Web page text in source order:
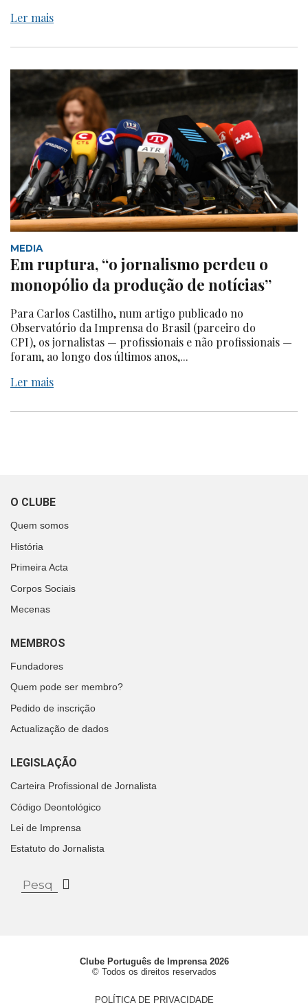
Ler mais
MEDIA
Em ruptura, “o jornalismo perdeu o
monopólio da produção de notícias”
Para Carlos Castilho, num artigo publicado no
Observatório da Imprensa do Brasil (parceiro do
CPI), os jornalistas — profissionais e não profissionais —
foram, ao longo dos últimos anos,...
Ler mais
O CLUBE
Quem somos
História
Primeira Acta
Corpos Sociais
Mecenas
MEMBROS
Fundadores
Quem pode ser membro?
Pedido de inscrição
Actualização de dados
LEGISLAÇÃO
Carteira Profissional de Jornalista
Código Deontológico
Lei de Imprensa
Estatuto do Jornalista
Clube Português de Imprensa 2026
© Todos os direitos reservados
POLÍTICA DE PRIVACIDADE